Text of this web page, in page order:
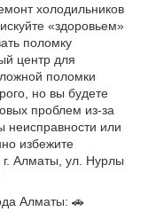
холодильников
«здоровьем»
поломку
центр для
поломки
но вы будете
проблем из-за
неисправности или
избежите
г. Алматы, ул. Нурлы
Алматы: 🚗